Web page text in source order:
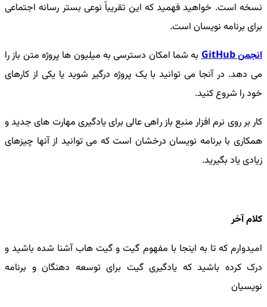
نسخه است. خواهید فهمید که این تقریباً نوعی بستر رسانه اجتماعی
برای برنامه نویسان است.
انجمن GitHub
به شما امکان دسترسی به میلیون ها پروژه متن باز را
می دهد. در آنجا می توانید با یک پروژه درگیر شوید یا یکی از کارهای
خود را شروع کنید.
کار بر روی نرم افزار منبع باز راهی عالی برای یادگیری مهارت های جدید و
همکاری با برنامه نویسان درخشان است که می توانید از آنها چیزهای
زیادی یاد بگیرید.
کلام آخر
امیدوارم که تا به اینجا با مفهوم گیت و گیت هاب آشنا شده باشید و
درک کرده باشید که یادگیری گیت برای توسعه دهنگان و برنامه
نویسیان